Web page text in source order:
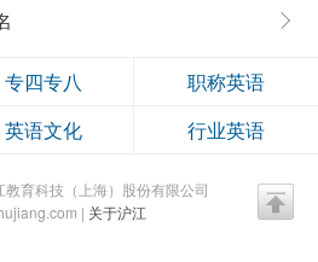
专四专八
职称英语
英语文化 行业英语
育科技（上海）股份有限公司
| 关于沪江